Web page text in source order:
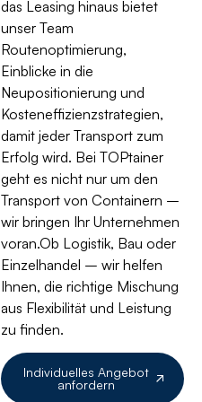
das Leasing hinaus bietet
unser Team
Routenoptimierung,
Einblicke in die
Neupositionierung und
Kosteneffizienzstrategien,
damit jeder Transport zum
Erfolg wird. Bei TOPtainer
geht es nicht nur um den
Transport von Containern –
wir bringen Ihr Unternehmen
voran.Ob Logistik, Bau oder
Einzelhandel – wir helfen
Ihnen, die richtige Mischung
aus Flexibilität und Leistung
zu finden.
Individuelles Angebot
anfordern